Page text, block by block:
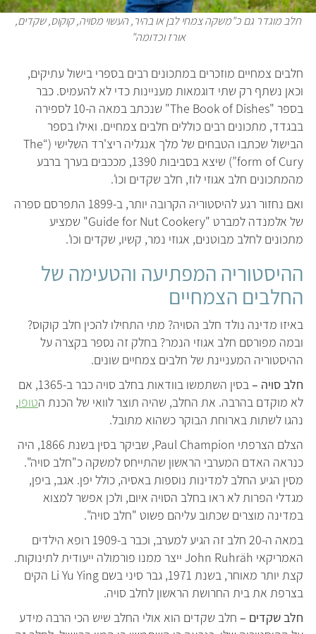
חלב מוגדר גם כ"משקה צמחי לבן או בהיר, העשוי מסויה, קוקוס, שקדים,
אורז וכדומה"
חלבים צמחיים מוזכרים במתכונים רבים בספרי בישול עתיקים,
וכאן נשתף רק שתי דוגמאות מעניינות כדי לא להעמיס. כבר
בספר "The Book of Dishes" שנכתב במאה ה-10 לספירה
בבגדד, מתכונים רבים כוללים חלבים צמחיים. ואילו בספר
הבישול שכתבו הטבחים של מלך אנגליה ריצ'רד השלישי (“The
form of Cury”) שיצא בסביבות 1390, מככבים בערך ברבע
מהמתכונים חלב אגוזי לוז, חלב שקדים וכו'.
ואם נחזור רגע להיסטוריה הקרובה יותר, ב-1899 התפרסם ספרה
של אלמנדה למברט "Guide for Nut Cookery" שמציע
מתכונים לחלב מבוטנים, אגוזי נמר, קשיו, שקדים וכו'.
ההיסטוריה המפתיעה והטעימה של
החלבים הצמחיים
באיזו מדינה נולד חלב הסויה? מתי התחילו להכין חלב קוקוס?
ובמה מפורסם חלב אגוזי הנמר? בחלק זה נספר בקצרה על
ההיסטוריה המעניינת של חלבים צמחיים שונים.
חלב סויה –
בסין השתמשו בוודאות בחלב סויה כבר ב-1365, אם
לא מוקדם בהרבה. את החלב, שהיה תוצר לוואי של הכנת הטופו,
נהגו לשתות בארוחת הבוקר כשהוא מתובל.
הצלם הצרפתי Paul Champion, שביקר בסין בשנת 1866, היה
כנראה האדם המערבי הראשון שהתייחס למשקה כ"חלב סויה".
מסין הגיע החלב למדינות נוספות באסיה, כולל יפן. אגב, ביפן,
מגדלי הפרות לא ראו בחלב הסויה איום, ולכן אפשר למצוא
במדינה מוצרים שכתוב עליהם פשוט "חלב סויה".
במאה ה-20 חלב זה הגיע למערב, וכבר ב-1909 רופא הילדים
האמריקאי John Ruhräh ייצר ממנו פורמולה ייעודית לתינוקות.
קצת יותר מאוחר, בשנת 1971, גבר סיני בשם Li Yu Ying הקים
בצרפת את בית החרושת הראשון לחלב סויה.
חלב שקדים –חלב שקדים הוא אולי החלב שיש הכי הרבה מידע